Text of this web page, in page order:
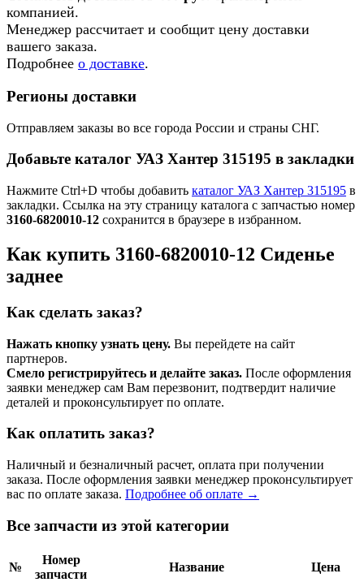
компанией.
Менеджер рассчитает и сообщит цену доставки
вашего заказа.
Подробнее о доставке.
Регионы доставки
Отправляем заказы во все города России и страны СНГ.
Добавьте каталог УАЗ Хантер 315195 в закладки
Нажмите Ctrl+D чтобы добавить каталог УАЗ Хантер 315195 в
закладки. Ссылка на эту страницу каталога с запчастью номер
3160-6820010-12 сохранится в браузере в избранном.
Как купить 3160-6820010-12 Сиденье
заднее
Как сделать заказ?
Нажать кнопку узнать цену. Вы перейдете на сайт
партнеров.
Смело регистрируйтесь и делайте заказ. После оформления
заявки менеджер сам Вам перезвонит, подтвердит наличие
деталей и проконсультирует по оплате.
Как оплатить заказ?
Наличный и безналичный расчет, оплата при получении
заказа. После оформления заявки менеджер проконсультирует
вас по оплате заказа. Подробнее об оплате →
Все запчасти из этой категории
№
Номер
запчасти
Название
Цена